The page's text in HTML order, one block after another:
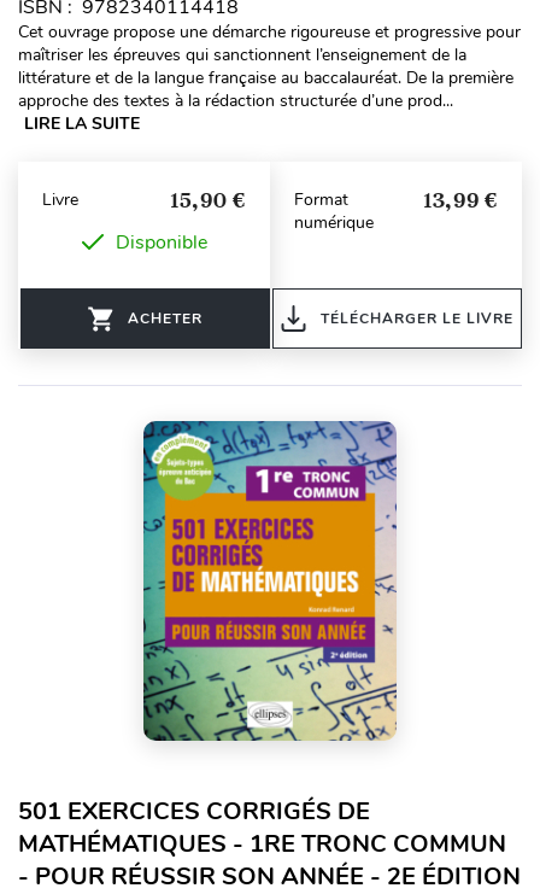
ISBN : 9782340114418
Cet ouvrage propose une démarche rigoureuse et progressive pour
maîtriser les épreuves qui sanctionnent l’enseignement de la
littérature et de la langue française au baccalauréat. De la première
approche des textes à la rédaction structurée d’une prod...
LIRE LA SUITE
Livre 15,90 €
Disponible
ACHETER
Format
numérique
13,99 €
TÉLÉCHARGER LE LIVRE
501 EXERCICES CORRIGÉS DE
MATHÉMATIQUES - 1RE TRONC COMMUN
- POUR RÉUSSIR SON ANNÉE - 2E ÉDITION